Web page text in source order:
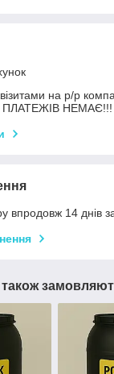
на р/р
НЕМАЄ!!!
впродовж 14 днів